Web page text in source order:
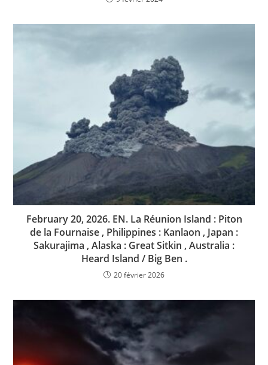
February 20, 2026. EN. La Réunion Island : Piton
de la Fournaise , Philippines : Kanlaon , Japan :
Sakurajima , Alaska : Great Sitkin , Australia :
Heard Island / Big Ben .
20 février 2026